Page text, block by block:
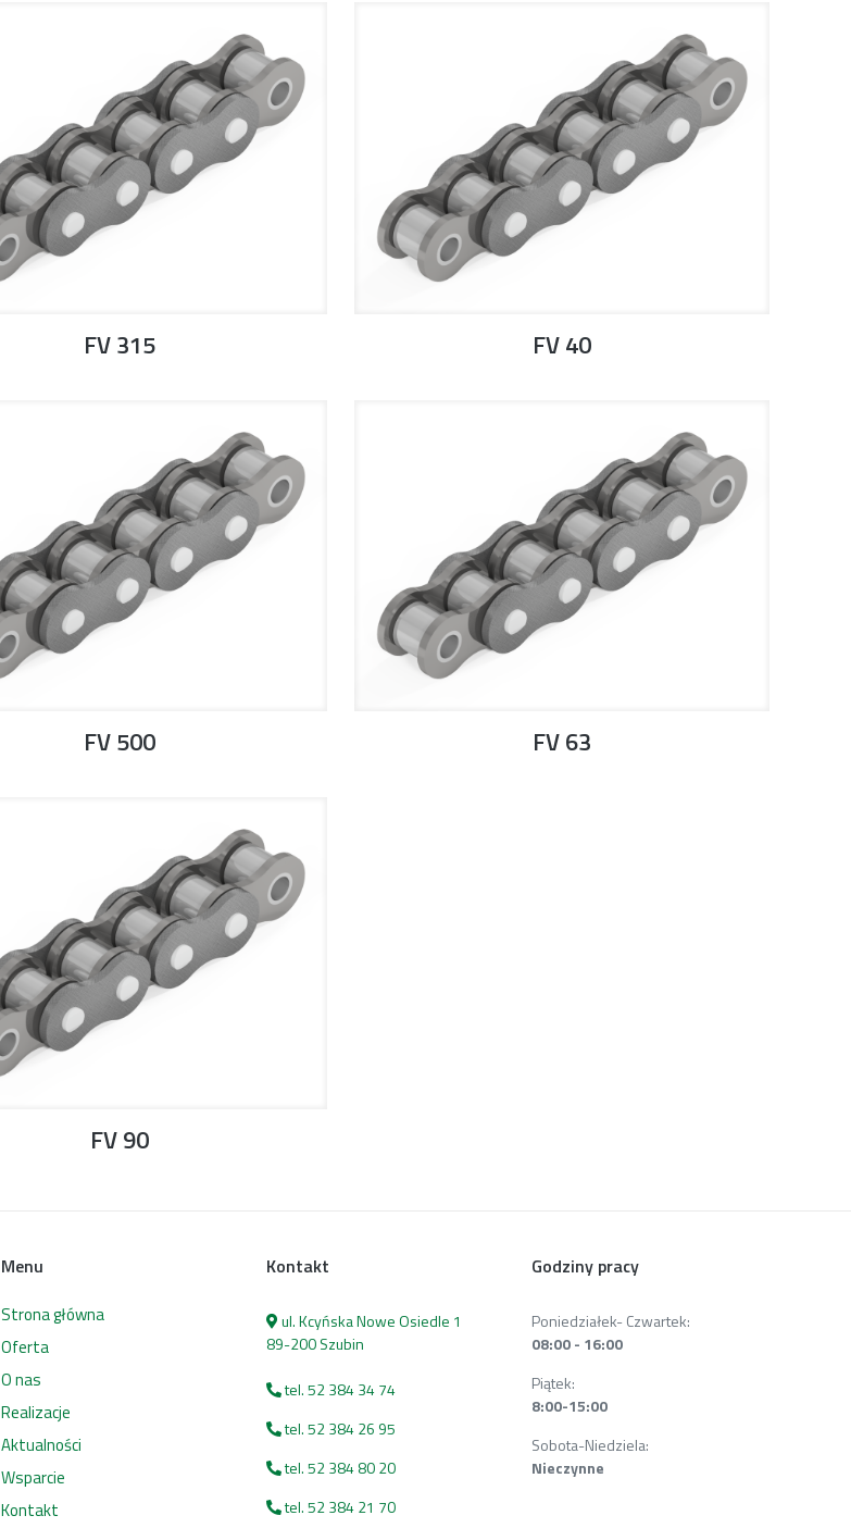
FV 315 FV 40
FV 500 FV 63
FV 90
Menu
Strona główna
Oferta
O nas
Realizacje
Aktualności
Wsparcie
Kontakt
Kontakt
ul. Kcyńska Nowe Osiedle 1
89-200 Szubin
tel. 52 384 34 74
tel. 52 384 26 95
tel. 52 384 80 20
tel. 52 384 21 70
Godziny pracy
Poniedziałek- Czwartek:
08:00 - 16:00
Piątek:
8:00-15:00
Sobota-Niedziela:
Nieczynne